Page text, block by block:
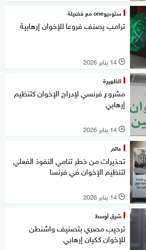
ستوديوone مع فضيلة
ترامب يصنف فروعا للإخوان إرهابية
l 14 يناير 2026
الظهيرة
مشروع فرنسي لإدراج الإخوان كتنظيم
إرهابي
l 14 يناير 2026
عالم
تحذيرات من خطر تنامي النفوذ الفعلي
لتنظيم الإخوان في فرنسا
l 14 يناير 2026
شرق أوسط
ترحيب مصري بتصنيف واشنطن
للإخوان ككيان إرهابي